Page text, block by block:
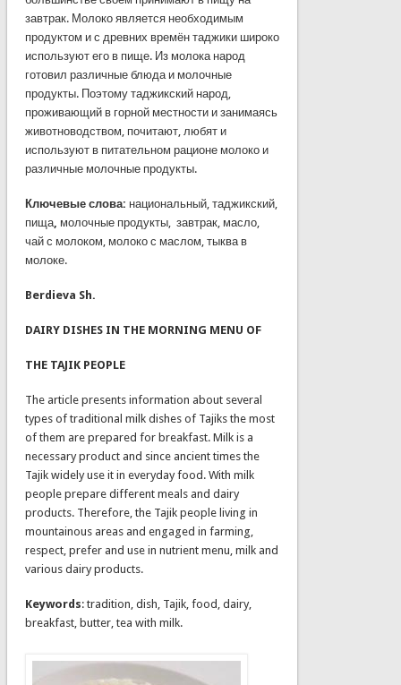
завтрак. Молоко является необходимым
продуктом и с древних времён таджики широко
используют его в пище. Из молока народ
готовил различные блюда и молочные
продукты. Поэтому таджикский народ,
проживающий в горной местности и занимаясь
животноводством, почитают, любят и
используют в питательном рационе молоко и
различные молочные продукты.
Ключевые слова: национальный, таджикский,
пища, молочные продукты, завтрак, масло,
чай с молоком, молоко с маслом, тыква в
молоке.
Berdieva Sh.
DAIRY DISHES IN THE MORNING MENU OF
THE TAJIK PEOPLE
The article presents information about several
types of traditional milk dishes of Tajiks the most
of them are prepared for breakfast. Milk is a
necessary product and since ancient times the
Tajik widely use it in everyday food. With milk
people prepare different meals and dairy
products. Therefore, the Tajik people living in
mountainous areas and engaged in farming,
respect, prefer and use in nutrient menu, milk and
various dairy products.
Keywords: tradition, dish, Tajik, food, dairy,
breakfast, butter, tea with milk.